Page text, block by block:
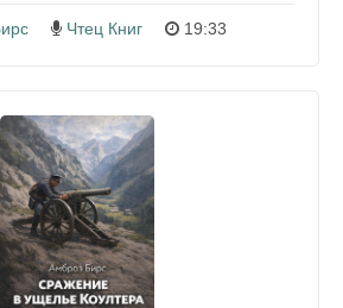
Чтец Книг 19:33